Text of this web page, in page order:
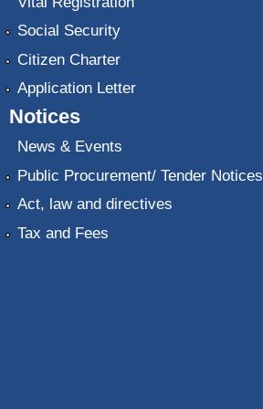
Social Security
Citizen Charter
Application Letter
Notices
News & Events
Public Procurement/ Tender Notices
Act, law and directives
Tax and Fees